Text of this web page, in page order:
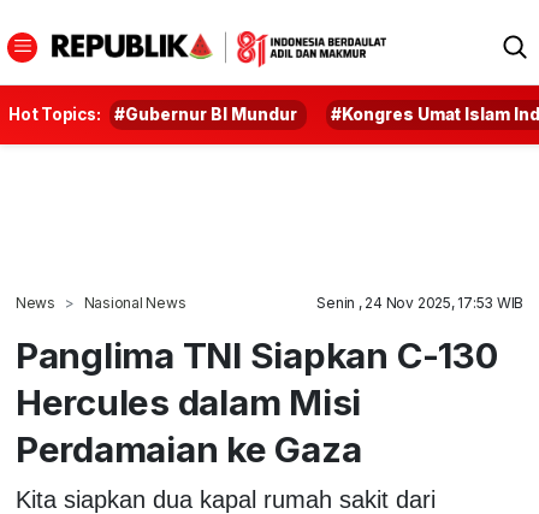
Hot Topics: #Gubernur BI Mundur #Kongres Umat Islam
News Nasional News Senin , 24 Nov 2025, 17:53 WIB
Panglima TNI Siapkan C-130
Hercules dalam Misi
Perdamaian ke Gaza
Kita siapkan dua kapal rumah sakit dari